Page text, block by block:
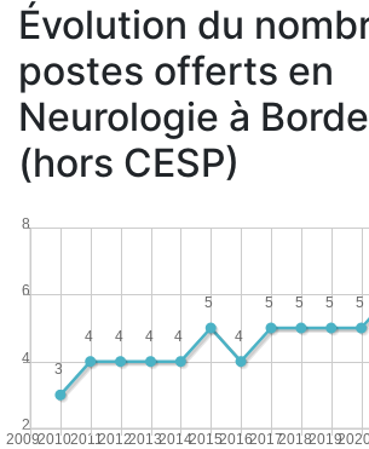
Évolution du
postes offerts en
Neurologie à
(hors CESP)
20092010201120122013201420152016201720182019
2
4
6
8
5
5
5
5
4
5
4
4
4
4
3